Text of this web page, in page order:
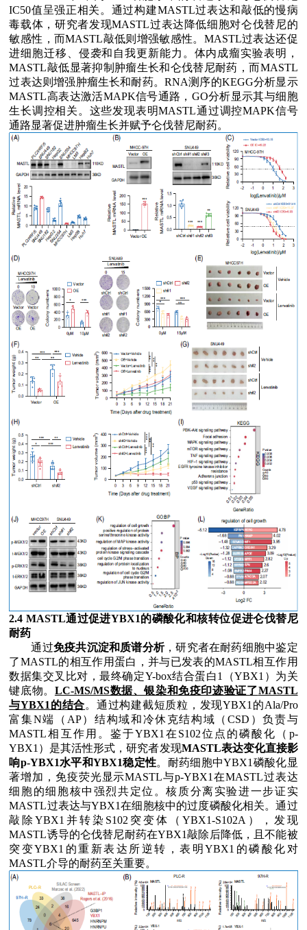
IC50值呈强正相关。通过构建MASTL过表达和敲低的慢病
毒载体，研究者发现MASTL过表达降低细胞对仑伐替尼的
敏感性，而MASTL敲低则增强敏感性。 MASTL过表达还促
进细胞迁移、侵袭和自我更新能力。体内成瘤实验表明，
MASTL敲低显著抑制肿瘤生长和仑伐替尼耐药，而MASTL
过表达则增强肿瘤生长和耐药。RNA测序的KEGG分析显示
MASTL高表达激活MAPK信号通路， GO分析显示其与细胞
生长调控相关。这些发现表明MASTL通过调控MAPK信号
通路显著促进肿瘤生长并赋予仑伐替尼耐药。
2.4 MASTL通过促进YBX1的磷酸化和核转位促进仑伐替尼
耐药
通过免疫共沉淀和质谱分析，研究者在耐药细胞中鉴定
了MASTL的相互作用蛋白，并与已发表的MASTL相互作用
数据集交叉比对，最终确定Y-box结合蛋白1 （YBX1 ）为关
键底物。 LC-MS/MS数据、银染和免疫印迹验证了MASTL
与YBX1 的结合。通过构建截短质粒，发现YBX1 的Ala/Pro
富集N端（ AP）结构域和冷休克结构域（CSD ）负责与
MASTL相互作用。鉴于YBX1 在 S102位点的磷酸化（ p-
YBX1 ）是其活性形式，研究者发现MASTL表达变化直接影
响p-YBX1水平和YBX1稳定性。耐药细胞中YBX1 磷酸化显
著增加，免疫荧光显示MASTL与p-YBX1 在MASTL过表达
细胞的细胞核中强烈共定位。核质分离实验进一步证实
MASTL过表达与YBX1在细胞核中的过度磷酸化相关。通过
敲除YBX1 并转染 S102 突变体（ YBX1-S102A ），发现
MASTL诱导的仑伐替尼耐药在YBX1敲除后降低，且不能被
突变YBX1 的重新表达所逆转，表明YBX1 的磷酸化对
MASTL介导的耐药至关重要。